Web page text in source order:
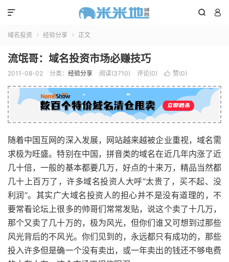
 

域名投资  经验分享  正文
流氓哥：域名投资市场必赚技巧
2011-08-02 分类： 经验分享 阅读(3710) 评论(0)  赞(0)
随着中国互网的深入发展，网站越来越被企业重视，域名需
求极为旺盛。特别在中国，拼音类的域名在近几年内涨了近
几十倍，一般的基本都要几万，好点的十来万，精品当然都
几十上百万了，许多域名投资人大呼”太贵了，买不起、没
利润”。其实广大域名投资人的担心并不是没有道理的，不
要常看论坛上很多的帅哥们常常发贴，说这个卖了十几万，
那个又卖了几十万的，极为风光，但你们谁又可想到过那些
风光背后的不风光。你们见到的，永远都只有成功的，那些
投入许多但是确一个没有卖出，或一年卖出的钱还不够电费